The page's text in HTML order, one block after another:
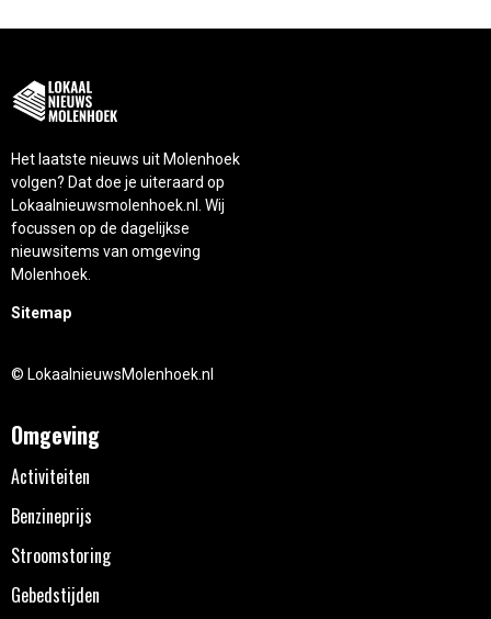
Het laatste nieuws uit Molenhoek
volgen? Dat doe je uiteraard op
Lokaalnieuwsmolenhoek.nl. Wij
focussen op de dagelijkse
nieuwsitems van omgeving
Molenhoek.
Sitemap
© LokaalnieuwsMolenhoek.nl
Omgeving
Activiteiten
Benzineprijs
Stroomstoring
Gebedstijden